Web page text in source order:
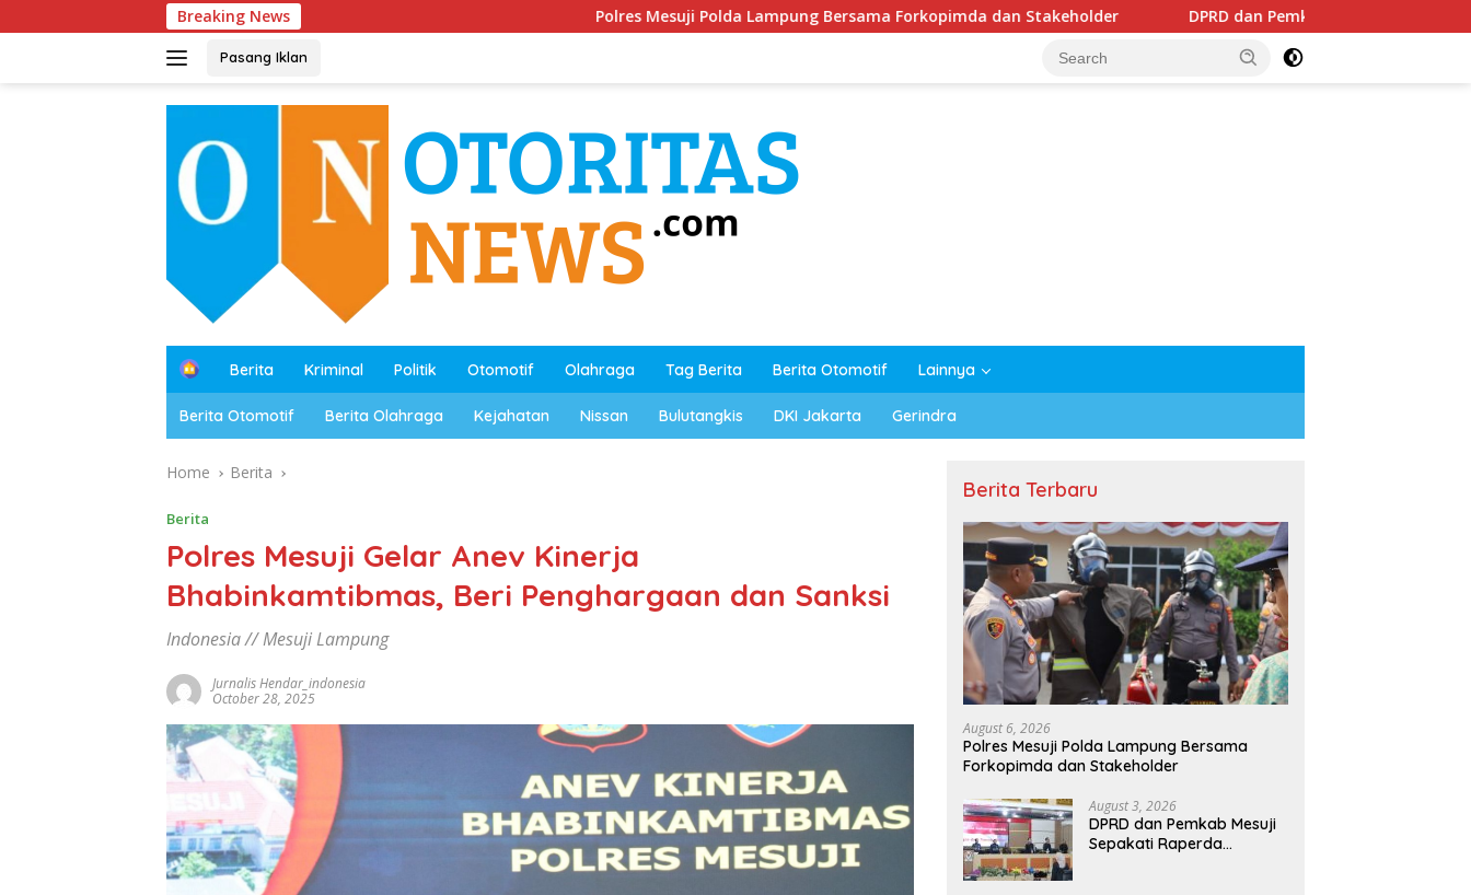
to
Breaking News Polres Mesuji Polda Lampung Bersama Forkopimda dan Stakeholder DPRD dan Pemkab Mesuji Sepakati Raperda
Pasang Iklan
B
a
d
Berita Kriminal Politik Otomotif Olahraga Tag Berita Berita Otomotif Lainnya
Berita Otomotif Berita Olahraga Kejahatan Nissan Bulutangkis DKI Jakarta Gerindra
Home Berita
Berita
Polres Mesuji Gelar Anev Kinerja
Bhabinkamtibmas, Beri Penghargaan dan Sanksi
Indonesia // Mesuji Lampung
Jurnalis Hendar_indonesia
October 28, 2025
Berita Terbaru
August 6, 2026
Polres Mesuji Polda Lampung Bersama
Forkopimda dan Stakeholder
August 3, 2026
DPRD dan Pemkab Mesuji
Sepakati Raperda